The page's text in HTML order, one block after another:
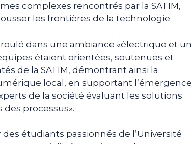
complexes rencontrés par la SATIM,
les frontières de la technologie.
dans une ambiance «électrique et un
étaient orientées, soutenues et
de la SATIM, démontrant ainsi la
local, en supportant l’émergence
de la société évaluant les solutions
processus».
des étudiants passionnés de l’Université